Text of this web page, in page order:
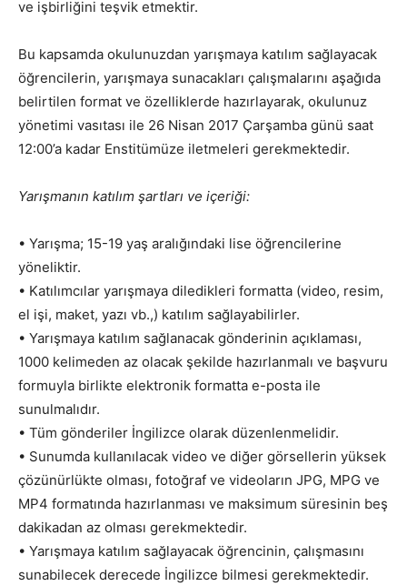
ve işbirliğini teşvik etmektir.
Bu kapsamda okulunuzdan yarışmaya katılım sağlayacak
öğrencilerin, yarışmaya sunacakları çalışmalarını aşağıda
belirtilen format ve özelliklerde hazırlayarak, okulunuz
yönetimi vasıtası ile 26 Nisan 2017 Çarşamba günü saat
12:00’a kadar Enstitümüze iletmeleri gerekmektedir.
Yarışmanın katılım şartları ve içeriği:
• Yarışma; 15-19 yaş aralığındaki lise öğrencilerine
yöneliktir.
• Katılımcılar yarışmaya diledikleri formatta (video, resim,
el işi, maket, yazı vb.,) katılım sağlayabilirler.
• Yarışmaya katılım sağlanacak gönderinin açıklaması,
1000 kelimeden az olacak şekilde hazırlanmalı ve başvuru
formuyla birlikte elektronik formatta e-posta ile
sunulmalıdır.
• Tüm gönderiler İngilizce olarak düzenlenmelidir.
• Sunumda kullanılacak video ve diğer görsellerin yüksek
çözünürlükte olması, fotoğraf ve videoların JPG, MPG ve
MP4 formatında hazırlanması ve maksimum süresinin beş
dakikadan az olması gerekmektedir.
• Yarışmaya katılım sağlayacak öğrencinin, çalışmasını
sunabilecek derecede İngilizce bilmesi gerekmektedir.